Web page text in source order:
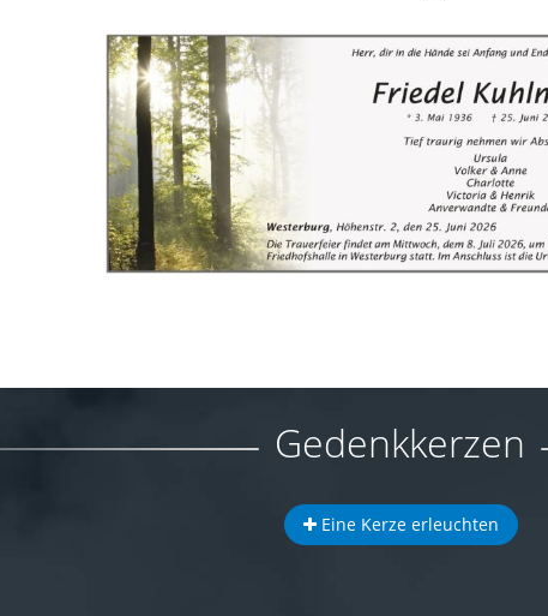
Gedenkkerzen
Eine Kerze erleuchten